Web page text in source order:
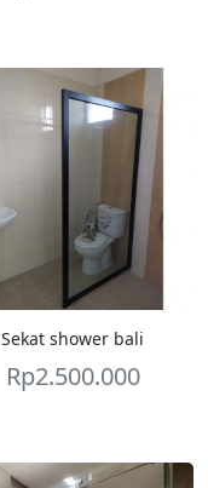
Sekat shower bali
Rp2.500.000